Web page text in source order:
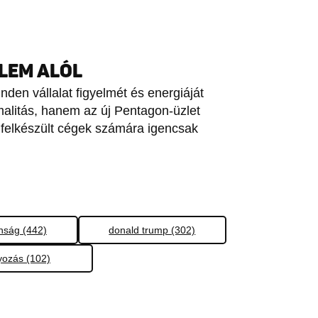
ALÓL
vállalat figyelmét és energiáját
hanem az új Pentagon-üzlet
cégek számára igencsak
(442) donald trump (302)
(102)